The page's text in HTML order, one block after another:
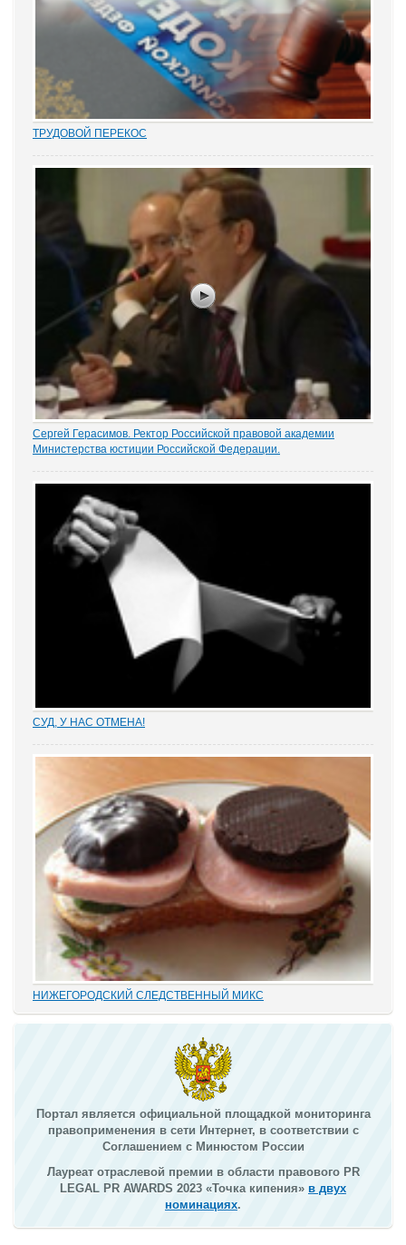
ТРУДОВОЙ ПЕРЕКОС
правосудия. Причем, зафиксированным непосредственно в
нормах закона. Например,...
Сергей Герасимов. Ректор Российской правовой академии
Министерства юстиции Российской Федерации.
Федерации Сергей Герасимов. Проект Минюста он сравнил со
строительством совершенно необходимой...
СУД, У НАС ОТМЕНА!
«прокручивая» маховик судебной триады? На площадках
адвокатских сообществ встречаются просто уникальные...
НИЖЕГОРОДСКИЙ СЛЕДСТВЕННЫЙ МИКС
переписывание карандашиком на папке статей обвинения без
положенного по УПК РФ закрытия одного и возбуждения другого
дела, до того, что по всем законам...
Портал является официальной площадкой мониторинга
правоприменения в сети Интернет, в соответствии с
Соглашением с Минюстом России
Лауреат отраслевой премии в области правового PR
LEGAL PR AWARDS 2023 «Точка кипения» в двух
номинациях.